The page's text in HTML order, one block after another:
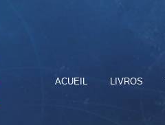
ACUEIL LIVROS